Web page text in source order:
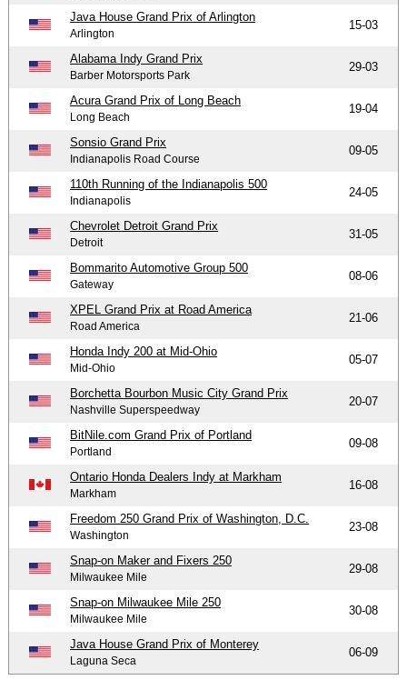
Java House Grand Prix of Arlington
Arlington
15-03
Alabama Indy Grand Prix
Barber Motorsports Park
29-03
Acura Grand Prix of Long Beach
Long Beach
19-04
Sonsio Grand Prix
Indianapolis Road Course
09-05
110th Running of the Indianapolis 500
Indianapolis
24-05
Chevrolet Detroit Grand Prix
Detroit
31-05
Bommarito Automotive Group 500
Gateway
08-06
XPEL Grand Prix at Road America
Road America
21-06
Honda Indy 200 at Mid-Ohio
Mid-Ohio
05-07
Borchetta Bourbon Music City Grand Prix
Nashville Superspeedway
20-07
BitNile.com Grand Prix of Portland
Portland
09-08
Ontario Honda Dealers Indy at Markham
Markham
16-08
Freedom 250 Grand Prix of Washington, D.C.
Washington
23-08
Snap-on Maker and Fixers 250
Milwaukee Mile
29-08
Snap-on Milwaukee Mile 250
Milwaukee Mile
30-08
Java House Grand Prix of Monterey
Laguna Seca
06-09